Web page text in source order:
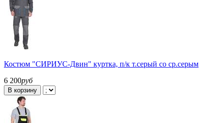
Костюм "СИРИУС-Двин" куртка, п/к т.серый со ср.серым
6 200руб
В корзину